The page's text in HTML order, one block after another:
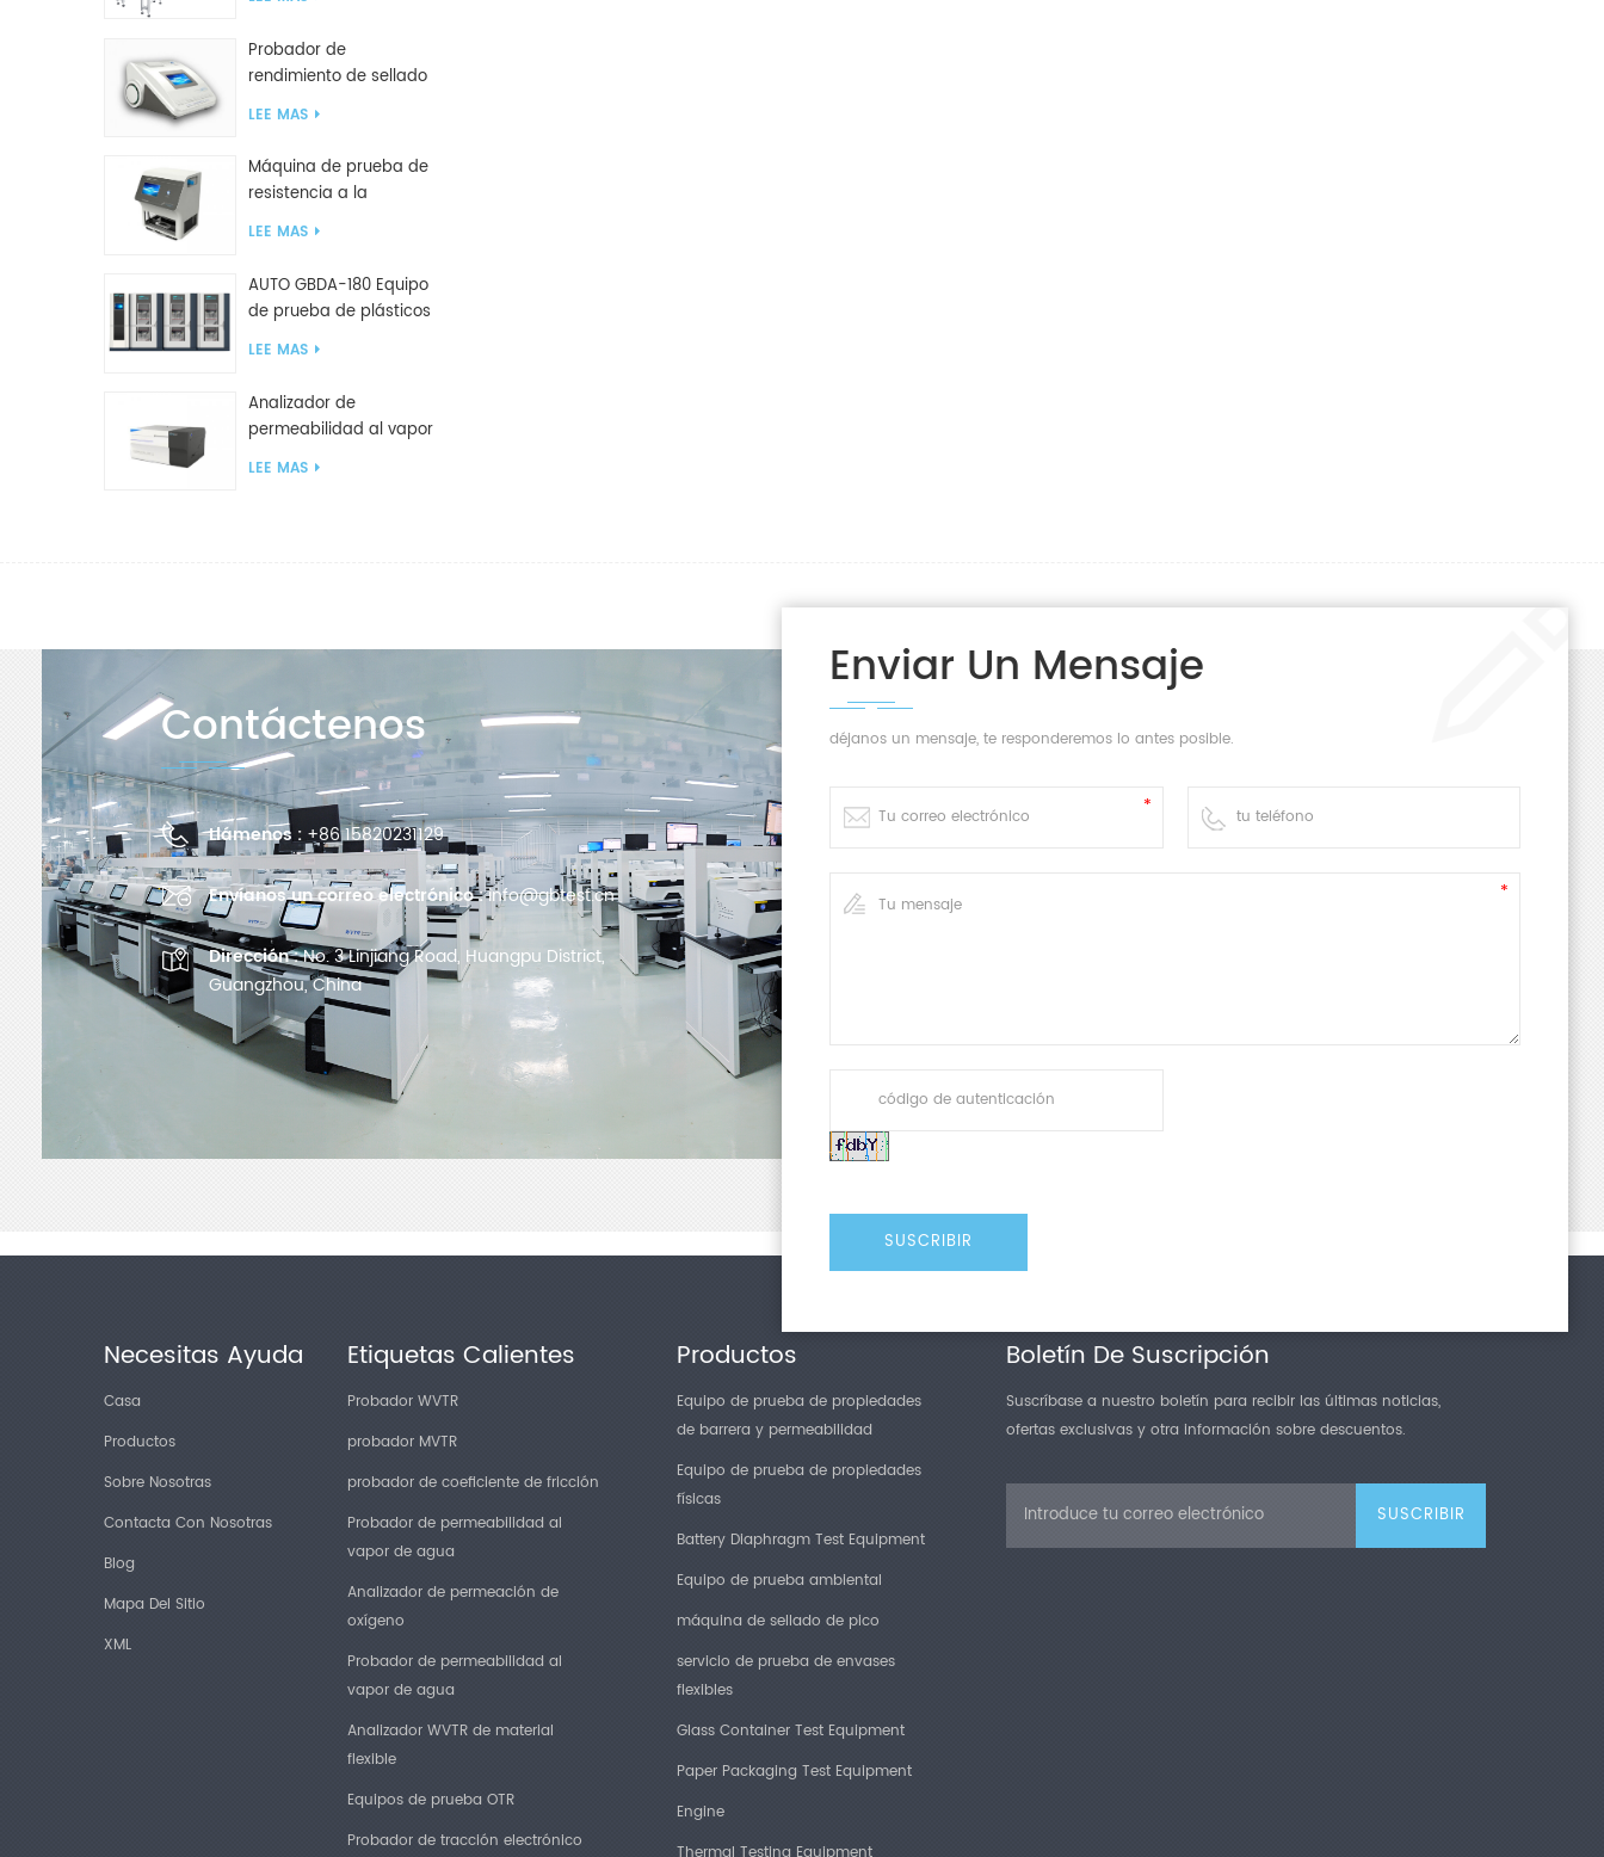
Probador de
rendimiento de sellado
inteligente GBPI
LEE MAS
Máquina de prueba de
resistencia a la
compresión GBN200G
LEE MAS
AUTO GBDA-180 Equipo
de prueba de plásticos
para degradación de
LEE MAS
Analizador de
permeabilidad al vapor
de agua W812 (método
LEE MAS
Contáctenos
Llámenos : +86 15820231129
Envíanos un correo electrónico :info@gbtest.cn
Dirección :No. 3 Linjiang Road, Huangpu District,
Guangzhou, China
Enviar Un Mensaje
déjanos un mensaje, te responderemos lo antes posible.
Necesitas Ayuda
Casa
Productos
Sobre Nosotras
Contacta Con Nosotras
Blog
Mapa Del Sitio
XML
Etiquetas Calientes
Probador WVTR
probador MVTR
probador de coeficiente de fricción
Probador de permeabilidad al
vapor de agua
Analizador de permeación de
oxígeno
Probador de permeabilidad al
vapor de agua
Analizador WVTR de material
flexible
Equipos de prueba OTR
Probador de tracción electrónico
Productos
Equipo de prueba de propiedades
de barrera y permeabilidad
Equipo de prueba de propiedades
físicas
Battery Diaphragm Test Equipment
Equipo de prueba ambiental
máquina de sellado de pico
servicio de prueba de envases
flexibles
Glass Container Test Equipment
Paper Packaging Test Equipment
Engine
Boletín De Suscripción
Suscríbase a nuestro boletín para recibir las últimas noticias,
ofertas exclusivas y otra información sobre descuentos.